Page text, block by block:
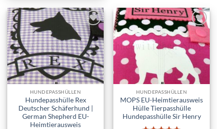
Add to
wishlist
HUNDEPASSHÜLLEN
Hundepasshülle Rex
Deutscher Schäferhund |
German Shepherd EU-
Heimtierausweis
Add to
wishlist
HUNDEPASSHÜLLEN
MOPS EU-Heimtierausweis
Hülle Tierpasshülle
Hundepasshülle Sir Henry